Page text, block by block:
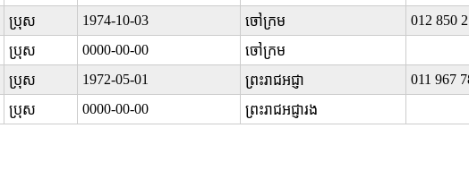
ប្រុស 1974-10-03 ចៅក្រម
012 850
ប្រុស 0000-00-00
ចៅក្រម
ប្រុស 1972-05-01 ព្រះរាជអជ្ញា
011 967
ប្រុស 0000-00-00 ព្រះរាជអជ្ញារង